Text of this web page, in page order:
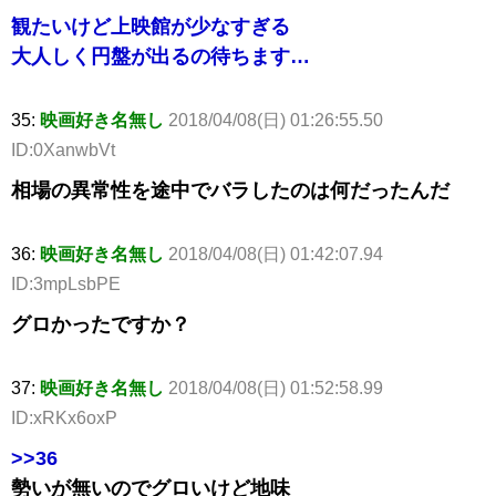
観たいけど上映館が少なすぎる
大人しく円盤が出るの待ちます…
35: 映画好き名無し 2018/04/08(日) 01:26:55.50
ID:0XanwbVt
相場の異常性を途中でバラしたのは何だったんだ
36: 映画好き名無し 2018/04/08(日) 01:42:07.94
ID:3mpLsbPE
グロかったですか？
37: 映画好き名無し 2018/04/08(日) 01:52:58.99
ID:xRKx6oxP
>>36
勢いが無いのでグロいけど地味